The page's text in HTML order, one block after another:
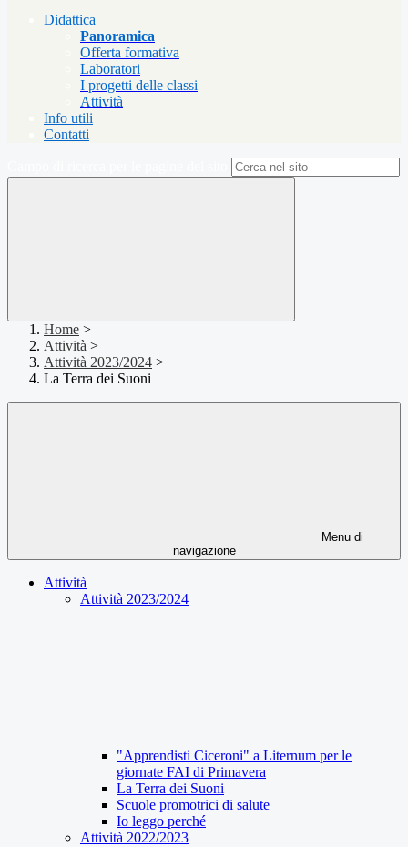
Didattica
Panoramica
Offerta formativa
Laboratori
I progetti delle classi
Attività
Info utili
Contatti
Home >
Attività >
Attività 2023/2024 >
La Terra dei Suoni
Menu di
navigazione
Attività
Attività 2023/2024
"Apprendisti Ciceroni" a Liternum per le
giornate FAI di Primavera
La Terra dei Suoni
Scuole promotrici di salute
Io leggo perché
Attività 2022/2023